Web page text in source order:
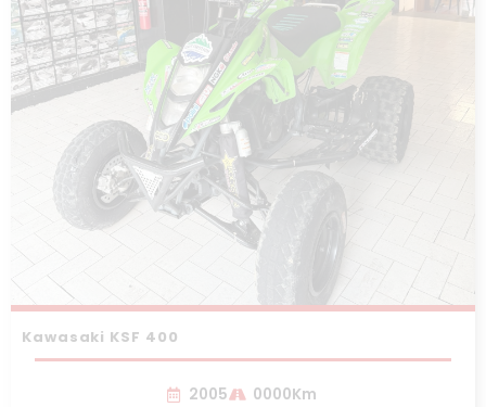
Kawasaki KSF 400
2005
0000Km